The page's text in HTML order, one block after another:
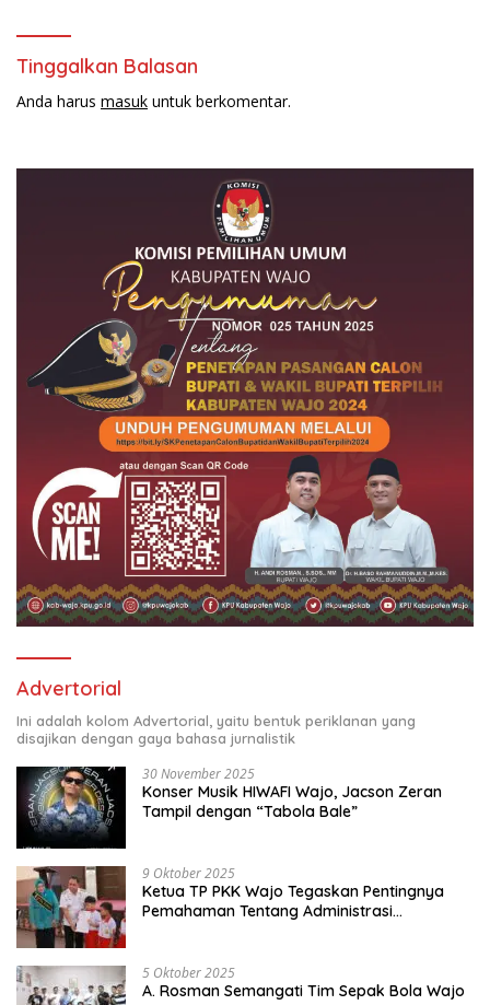
Kemenkumham RI ke-78
Tinggalkan Balasan
Anda harus masuk untuk berkomentar.
Advertorial
Ini adalah kolom Advertorial, yaitu bentuk periklanan yang
disajikan dengan gaya bahasa jurnalistik
30 November 2025
Konser Musik HIWAFI Wajo, Jacson Zeran
Tampil dengan “Tabola Bale”
9 Oktober 2025
Ketua TP PKK Wajo Tegaskan Pentingnya
Pemahaman Tentang Administrasi
5 Oktober 2025
A. Rosman Semangati Tim Sepak Bola Wajo